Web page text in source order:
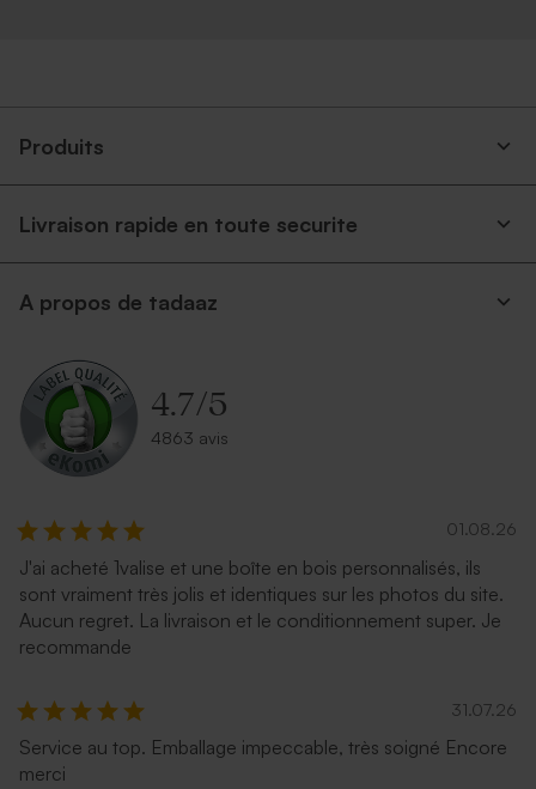
Enveloppe rectangulaire
bleu nuit
Jolie enveloppe noire
Produits
Livraison rapide en toute securite
A propos de tadaaz
4.7/5
4863 avis
01.08.26
J'ai acheté 1valise et une boîte en bois personnalisés, ils
sont vraiment très jolis et identiques sur les photos du site.
Aucun regret. La livraison et le conditionnement super. Je
recommande
31.07.26
Service au top. Emballage impeccable, très soigné Encore
merci